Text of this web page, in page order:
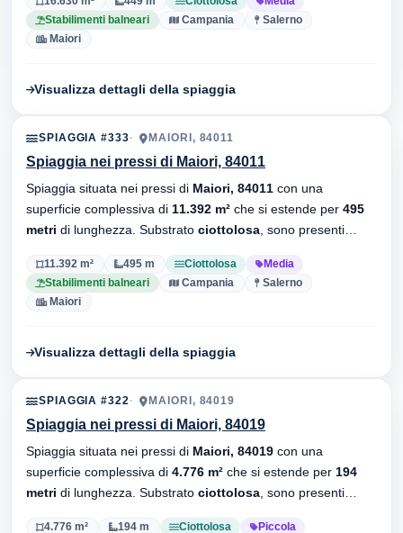
Stabilimenti balneari
Campania
Salerno
Maiori
Visualizza dettagli della spiaggia
SPIAGGIA #333 MAIORI, 84011
Spiaggia nei pressi di Maiori, 84011
Spiaggia situata nei pressi di Maiori, 84011 con una
superficie complessiva di 11.392 m² che si estende per 495
metri di lunghezza. Substrato ciottolosa , sono presenti
11.392 m² 495 m Ciottolosa
Media
Stabilimenti balneari
Campania
Salerno
Maiori
Visualizza dettagli della spiaggia
SPIAGGIA #322 MAIORI, 84019
Spiaggia nei pressi di Maiori, 84019
Spiaggia situata nei pressi di Maiori, 84019 con una
superficie complessiva di 4.776 m² che si estende per 194
metri di lunghezza. Substrato ciottolosa , sono presenti
4.776 m² 194 m Ciottolosa
Piccola